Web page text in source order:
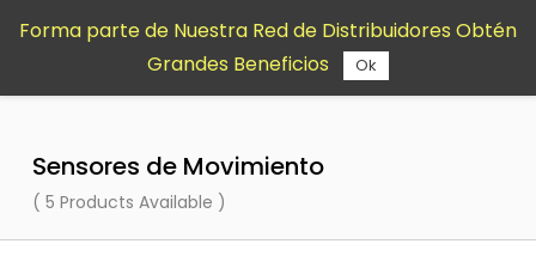
contenido
Sensores de Movimiento
( 5 Products Available )
Forma parte de Nuestra Red de Distribuidores Obtén
Grandes Beneficios
Ok